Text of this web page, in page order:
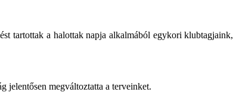
tartottak a halottak napja alkalmából egykori
jelentősen megváltoztatta a terveinket.